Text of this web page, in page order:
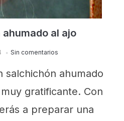
al ajo
Sin comentarios
salchichón ahumado
gratificante. Con
a preparar una